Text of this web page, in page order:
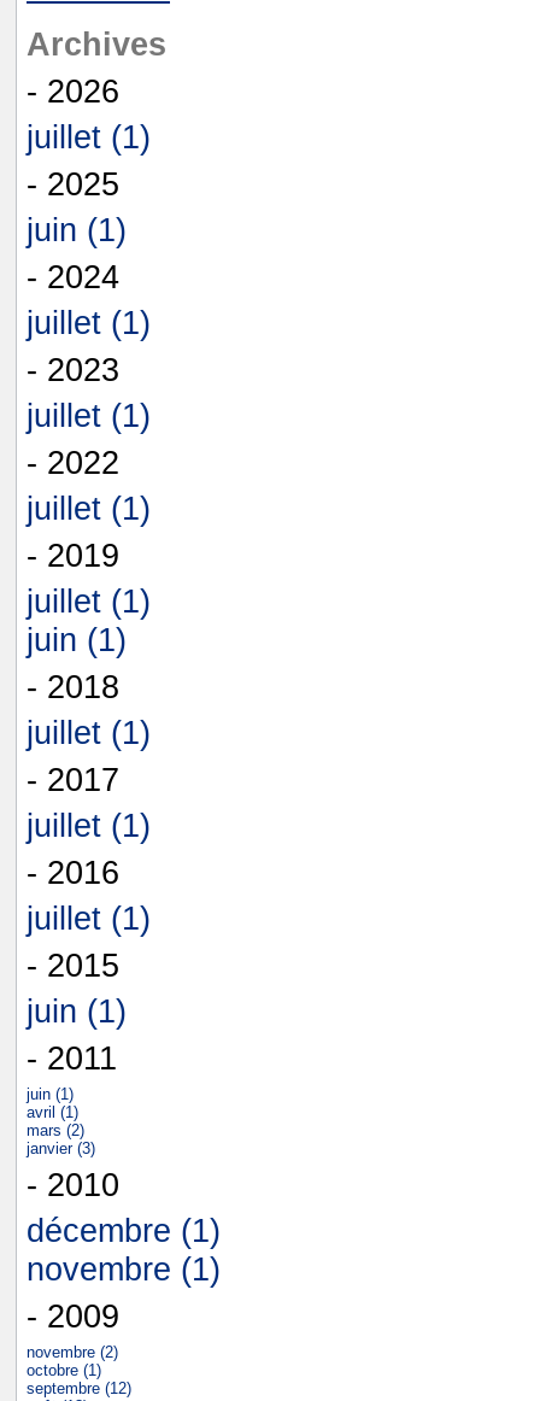
Archives
- 2026
juillet (1)
- 2025
juin (1)
- 2024
juillet (1)
- 2023
juillet (1)
- 2022
juillet (1)
- 2019
juillet (1)
juin (1)
- 2018
juillet (1)
- 2017
juillet (1)
- 2016
juillet (1)
- 2015
juin (1)
- 2011
juin (1)
avril (1)
mars (2)
janvier (3)
- 2010
décembre (1)
novembre (1)
- 2009
novembre (2)
octobre (1)
septembre (12)